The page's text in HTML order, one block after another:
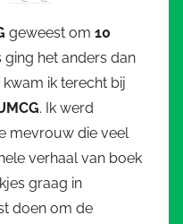
geweest om 10
ging het anders dan
ik terecht bij
. Ik werd
mevrouw die veel
verhaal van boek
graag in
doen om de